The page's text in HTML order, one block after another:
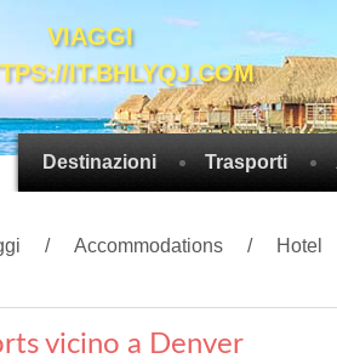
VIAGGI
IT.BHLYQJ.COM
Destinazioni Trasporti
Accommodations Hotel
vicino a Denver